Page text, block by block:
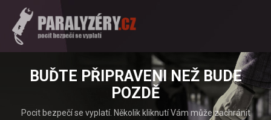
BUĎTE PŘIPRAVENI NEŽ BUDE
POZDĚ
Pocit bezpečí se vyplatí. Několik kliknutí Vám může zachránit